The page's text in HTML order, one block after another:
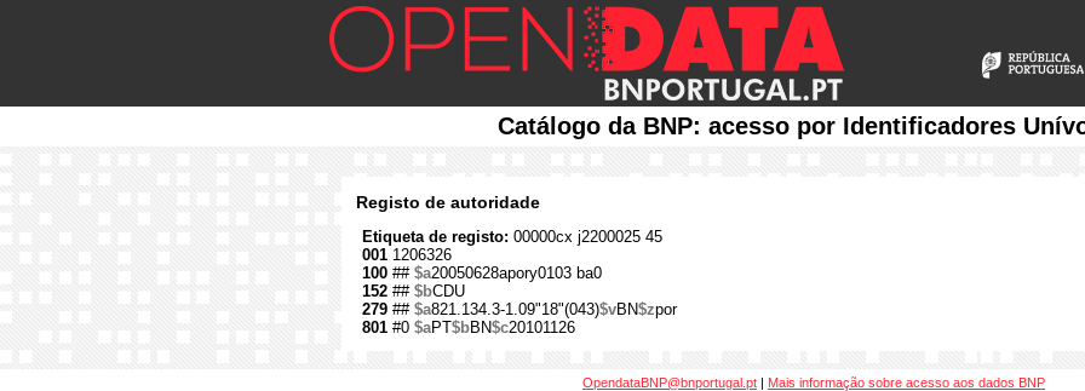
Catálogo da BNP: acesso por Identificadores
Registo de autoridade
Etiqueta de registo: 00000cx j2200025 45
001 1206326
100 ## $a20050628apory0103 ba0
152 ## $bCDU
279 ## $a821.134.3-1.09"18"(043)$vBN$zpor
801 #0 $aPT$bBN$c20101126
OpendataBNP@bnportugal.pt | Mais informação sobre acesso aos dados BNP